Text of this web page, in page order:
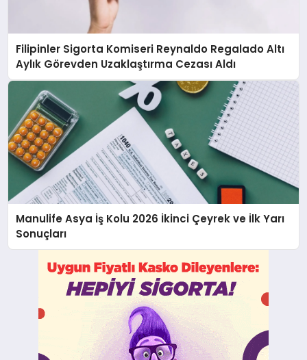
Filipinler Sigorta Komiseri Reynaldo Regalado Altı
Aylık Görevden Uzaklaştırma Cezası Aldı
Manulife Asya İş Kolu 2026 İkinci Çeyrek ve İlk Yarı
Sonuçları